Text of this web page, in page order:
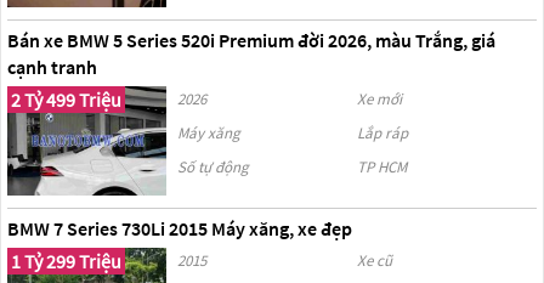
Bán xe BMW 5 Series 520i Premium đời 2026, màu Trắng, giá
cạnh tranh
2 Tỷ 499 Triệu
2026
Xe mới
Máy xăng
Lắp ráp
Số tự động
TP HCM
BMW 7 Series 730Li 2015 Máy xăng, xe đẹp
1 Tỷ 299 Triệu
2015
Xe cũ